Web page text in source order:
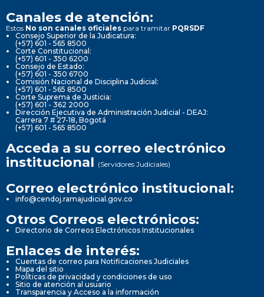
Canales de atención:
Estos No son canales oficiales para tramitar PQRSDF
Consejo Superior de la Judicatura:
(+57) 601 - 565 8500
Corte Constitucional:
(+57) 601 - 350 6200
Consejo de Estado:
(+57) 601 - 350 6700
Comisión Nacional de Disciplina Judicial:
(+57) 601 - 565 8500
Corte Suprema de Justicia:
(+57) 601 - 362 2000
Dirección Ejecutiva de Administración Judicial - DEAJ:
Carrera 7 # 27-18, Bogotá
(+57) 601 - 565 8500
Acceda a su correo electrónico
institucional (Servidores Judiciales)
Correo electrónico institucional:
info@cendoj.ramajudicial.gov.co
Otros Correos electrónicos:
Directorio de Correos Electrónicos Institucionales
Enlaces de interés:
Cuentas de correo para Notificaciones Judiciales
Mapa del sitio
Políticas de privacidad y condiciones de uso
Sitio de atención al usuario
Transparencia y Acceso a la información